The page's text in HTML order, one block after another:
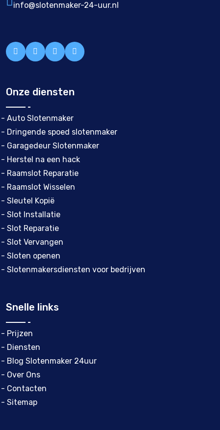
info@slotenmaker-24-uur.nl
Onze diensten
- Auto Slotenmaker
- Dringende spoed slotenmaker
- Garagedeur Slotenmaker
- Herstel na een hack
- Raamslot Reparatie
- Raamslot Wisselen
- Sleutel Kopië
- Slot Installatie
- Slot Reparatie
- Slot Vervangen
- Sloten openen
- Slotenmakersdiensten voor bedrijven
Snelle links
- Prijzen
- Diensten
- Blog Slotenmaker 24uur
- Over Ons
- Contacten
- Sitemap